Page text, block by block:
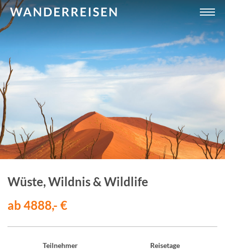
Wüste, Wildnis & Wildlife
ab 4888,- €
Teilnehmer Reisetage